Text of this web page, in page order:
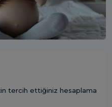
tercih ettiğiniz hesaplama